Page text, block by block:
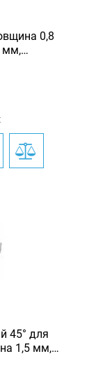
0,8
мм,
45° для
1,5 мм,